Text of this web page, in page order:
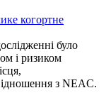
когортне
було
і ризиком
з NEAC.